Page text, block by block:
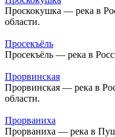
Проскокушка — река в
области.
Просекъёль
Просекъёль — река в
Прорвинская
Прорвинская — река в
области.
Прорваниха
Прорваниха — река в